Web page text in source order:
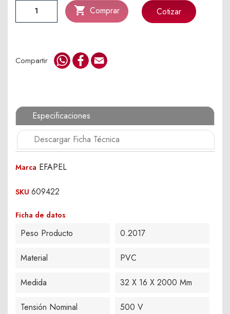
 Comprar Cotizar
Compartir WhatsApp
Facebook
Especificaciones
Descargar Ficha Técnica
Marca EFAPEL
SKU 609422
Ficha de datos
Peso Producto 0.2017
Material PVC
Medida 32 X 16 X 2000 Mm
Tensión Nominal 500 V